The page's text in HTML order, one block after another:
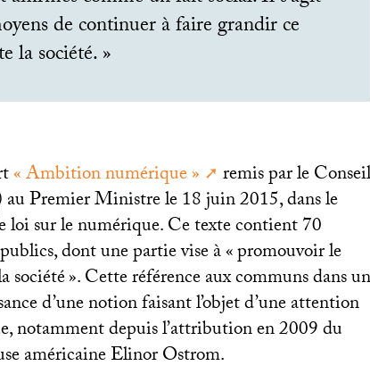
de continuer à faire grandir ce
la société.»
«Ambition numérique»
remis par le Conseil
Premier Ministre le 18 juin 2015, dans le
loi sur le numérique. Ce texte contient 70
dont une partie vise à «promouvoir le
société». Cette référence aux communs dans un
d’une notion faisant l’objet d’une attention
notamment depuis l’attribution en 2009 du
américaine Elinor Ostrom.